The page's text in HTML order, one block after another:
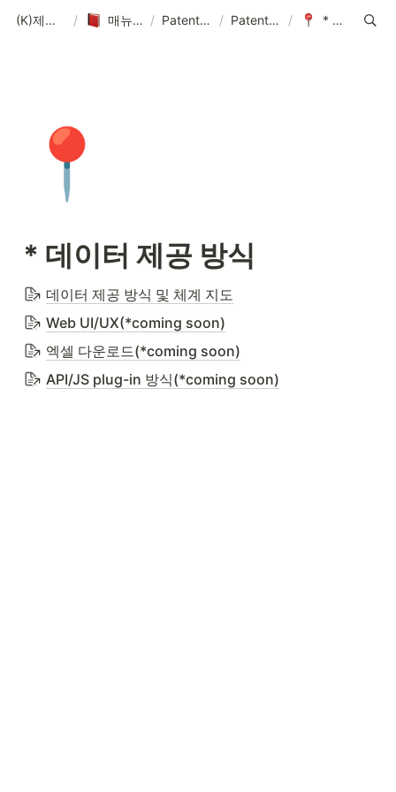
(K)제품 매뉴얼-솔루션-데이터-콘텐츠 / 매뉴얼-데이터-콘텐츠 제작 기획 / PatentPia 매뉴얼 홈 : 제품 기능, 활용 및 데이터 / PatentPia 데이터/DB/AI 소개 / * 데이터 제공 방식
📍
* 데이터 제공 방식
데이터 제공 방식 및 체계 지도
Web UI/UX(*coming soon)
엑셀 다운로드(*coming soon)
API/JS plug-in 방식(*coming soon)